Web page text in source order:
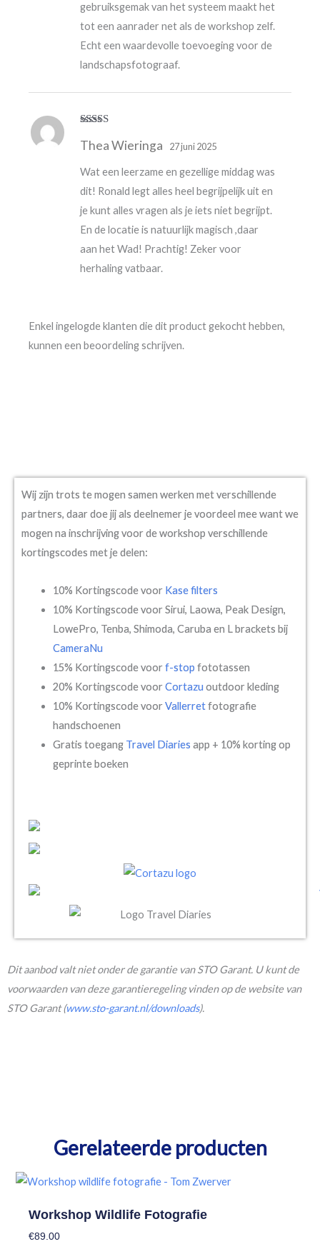
gebruiksgemak van het systeem maakt het
tot een aanrader net als de workshop zelf.
Echt een waardevolle toevoeging voor de
landschapsfotograaf.
5uit 5
Thea Wieringa 27 juni 2025
Wat een leerzame en gezellige middag was
dit! Ronald legt alles heel begrijpelijk uit en
je kunt alles vragen als je iets niet begrijpt.
En de locatie is natuurlijk magisch ,daar
aan het Wad! Prachtig! Zeker voor
herhaling vatbaar.
Enkel ingelogde klanten die dit product gekocht hebben,
kunnen een beoordeling schrijven.
Wij zijn trots te mogen samen werken met verschillende
partners, daar doe jij als deelnemer je voordeel mee want we
mogen na inschrijving voor de workshop verschillende
kortingscodes met je delen:
10% Kortingscode voor Kase filters
10% Kortingscode voor Sirui, Laowa, Peak Design,
LowePro, Tenba, Shimoda, Caruba en L brackets bij
CameraNu
15% Kortingscode voorf-stop fototassen
20% Kortingscode voorCortazu outdoor kleding
10% Kortingscode voorVallerretfotografie
handschoenen
Gratis toegang Travel Diaries app + 10% korting op
geprinte boeken
Dit aanbod valt niet onder de garantie van STO Garant. U kunt de
voorwaarden van deze garantieregeling vinden op de website van
STO Garant (www.sto-garant.nl/downloads).
Gerelateerde producten
Workshop Wildlife Fotografie
€89.00
Dit
heeft